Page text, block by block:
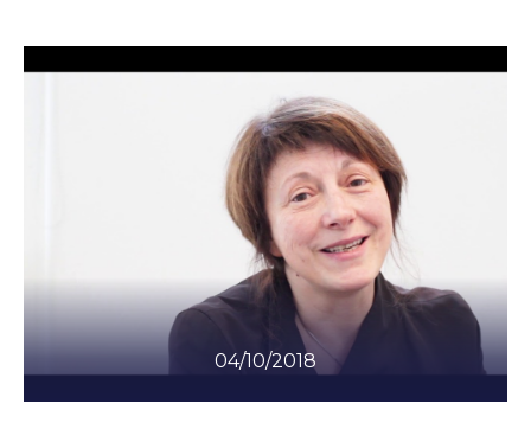
04/10/2018